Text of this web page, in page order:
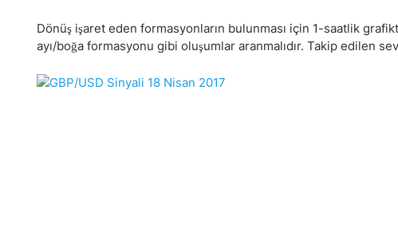
Dönüş işaret eden formasyonların bulunması için 1-saatlik
ayı/boğa formasyonu gibi oluşumlar aranmalıdır. Takip edilen